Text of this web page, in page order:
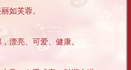
如芙蓉。
漂亮、可爱、健康。